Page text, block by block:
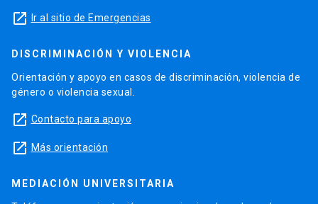
launch Ir al sitio de Emergencias
DISCRIMINACIÓN Y VIOLENCIA
Orientación y apoyo en casos de discriminación, violencia de
género o violencia sexual.
launch Contacto para apoyo
launch Más orientación
MEDIACIÓN UNIVERSITARIA